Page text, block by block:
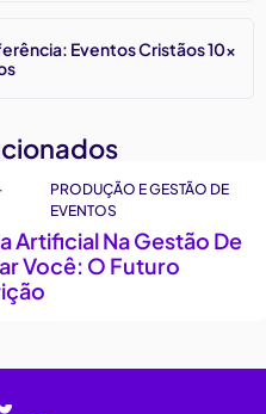
Eventos Cristãos 10x
PRODUÇÃO E GESTÃO DE
EVENTOS
Artificial Na Gestão De
Você: O Futuro